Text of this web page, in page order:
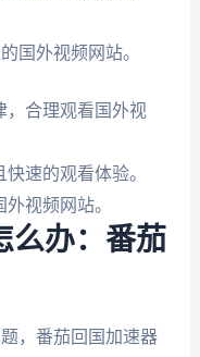
国外视频网站。
，合理观看国外视
速的观看体验。
视频网站。
么办：番茄
，番茄回国加速器